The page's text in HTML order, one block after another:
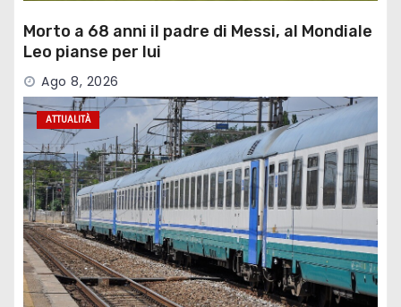
Morto a 68 anni il padre di Messi, al Mondiale
Leo pianse per lui
Ago 8, 2026
ATTUALITÀ